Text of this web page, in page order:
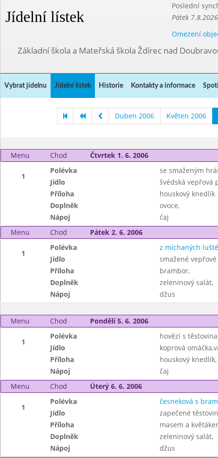
Jídelní lístek
Poslední
Pátek
Omezení
Základní škola a Mateřská škola Ždírec nad
Vybrat jídelnu Jídelní lístek Historie Kontakty a informace
Duben 2006 Květen 2006
Menu Chod Čtvrtek 1. 6. 2006
1
Polévka
se smaženým
Jídlo
švédská vepřová
Příloha
houskový knedlík
Doplněk
ovoce,
Nápoj
čaj
Menu
Chod Pátek 2. 6. 2006
1
Polévka
z míchaných
Jídlo
smažené
Příloha
brambor,
Doplněk
zeleninový salát,
Nápoj
džus
Menu Chod Pondělí 5. 6. 2006
1
Polévka
hovězí s
Jídlo
koprová
Příloha
houskový knedlík,
Nápoj
čaj
Menu
Chod Úterý 6. 6. 2006
1
Polévka
česneková s
Jídlo
zapečené
Příloha
masem a
Doplněk
zeleninový salát,
Nápoj
džus